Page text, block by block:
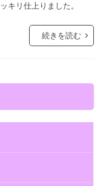
キリ仕上りました。
続きを読む